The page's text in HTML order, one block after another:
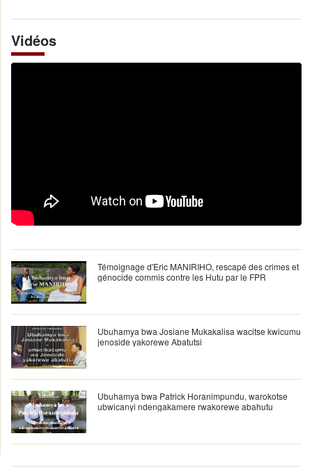
Vidéos
Témoignage d'Eric MANIRIHO, rescapé des crimes et
génocide commis contre les Hutu par le FPR
Ubuhamya bwa Josiane Mukakalisa wacitse kwicumu
jenoside yakorewe Abatutsi
Ubuhamya bwa Patrick Horanimpundu, warokotse
ubwicanyi ndengakamere rwakorewe abahutu